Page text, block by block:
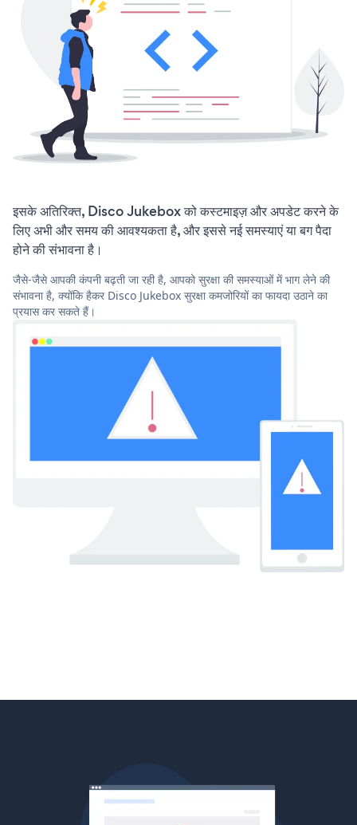
इसके अतिरिक्त, Disco Jukebox को कस्टमाइज़ और अपडेट करने के
लिए अभी और समय की आवश्यकता है, और इससे नई समस्याएं या बग पैदा
होने की संभावना है।
जैसे-जैसे आपकी कंपनी बढ़ती जा रही है, आपको सुरक्षा की समस्याओं में भाग लेने की
संभावना है, क्योंकि हैकर Disco Jukebox सुरक्षा कमजोरियों का फायदा उठाने का
प्रयास कर सकते हैं।